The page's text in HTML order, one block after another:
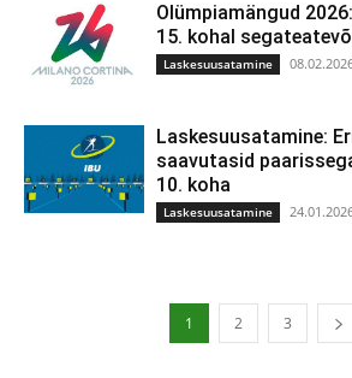
Olümpiamängud
15. kohal
Laskesuusatamine
Laskesuusatamine:
saavutasid
10. koha
Laskesuusatamine
1 2 3